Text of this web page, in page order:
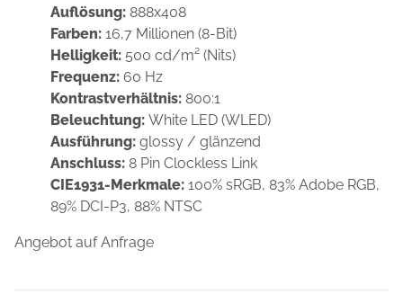
Auflösung: 888x408
Farben: 16,7 Millionen (8-Bit)
Helligkeit: 500 cd/m² (Nits)
Frequenz: 60 Hz
Kontrastverhältnis: 800:1
Beleuchtung: White LED (WLED)
Ausführung: glossy / glänzend
Anschluss: 8 Pin Clockless Link
CIE1931-Merkmale: 100% sRGB, 83% Adobe RGB,
89% DCI-P3, 88% NTSC
Angebot auf Anfrage